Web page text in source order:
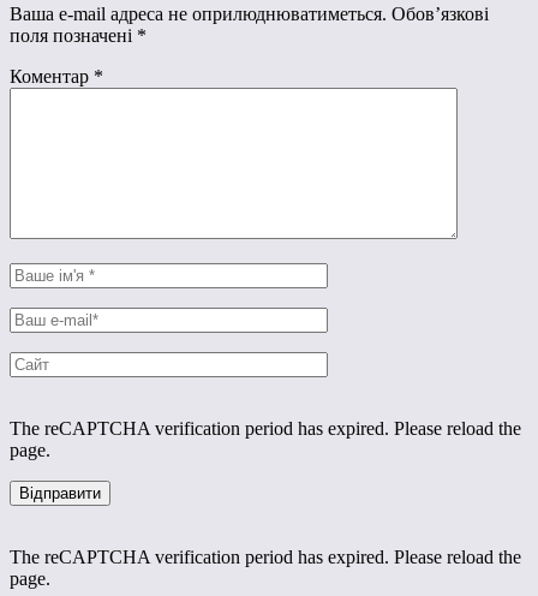
Ваша e-mail адреса не оприлюднюватиметься. Обов’язкові
поля позначені *
Коментар *
The reCAPTCHA verification period has expired. Please reload the
page.
The reCAPTCHA verification period has expired. Please reload the
page.